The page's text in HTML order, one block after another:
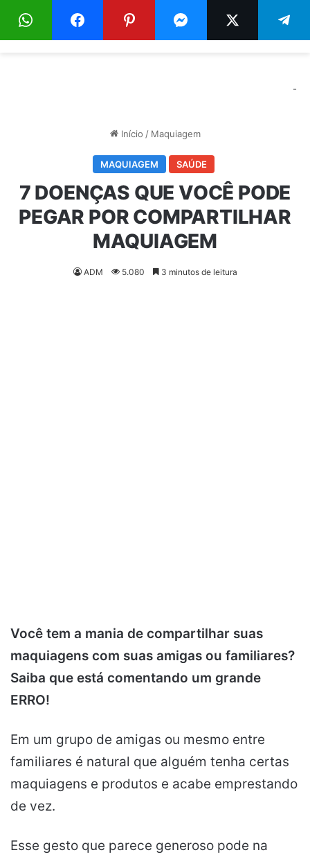
Menu
-
Início / Maquiagem
MAQUIAGEM SAÚDE
7 DOENÇAS QUE VOCÊ PODE
PEGAR POR COMPARTILHAR
MAQUIAGEM
ADM 5.080 3 minutos de leitura
Você tem a mania de compartilhar suas
maquiagens com suas amigas ou familiares?
Saiba que está comentando um grande
ERRO!
Em um grupo de amigas ou mesmo entre
familiares é natural que alguém tenha certas
maquiagens e produtos e acabe emprestando
de vez.
Esse gesto que parece generoso pode na